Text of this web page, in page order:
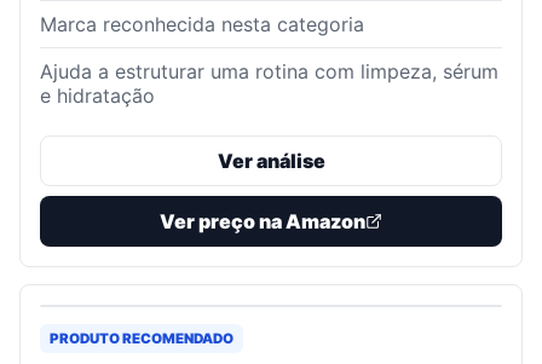
Marca reconhecida nesta categoria
Ajuda a estruturar uma rotina com limpeza, sérum
e hidratação
Ver análise
Ver preço na Amazon
PRODUTO RECOMENDADO